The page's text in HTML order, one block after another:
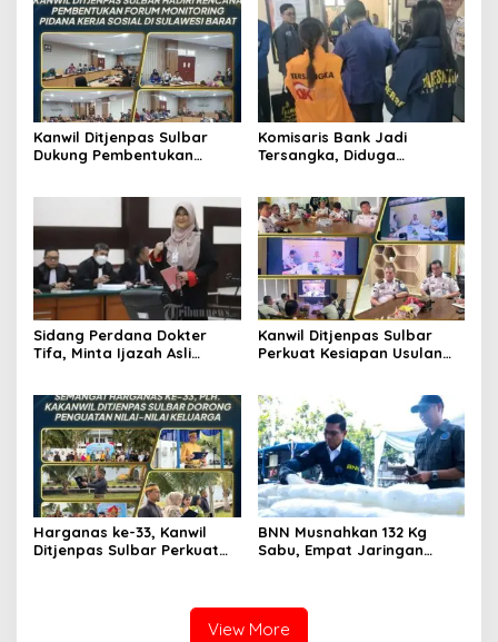
Kanwil Ditjenpas Sulbar
Dukung Pembentukan
Komisaris Bank Jadi
Tersangka, Diduga
Sidang Perdana Dokter
Tifa, Minta Ijazah Asli
Kanwil Ditjenpas Sulbar
Perkuat Kesiapan Usulan
Harganas ke-33, Kanwil
Ditjenpas Sulbar Perkuat
BNN Musnahkan 132 Kg
Sabu, Empat Jaringan
View More